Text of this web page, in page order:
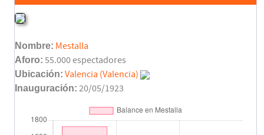
Nombre: Mestalla
Aforo: 55.000 espectadores
Ubicación: Valencia (Valencia)
Inauguración: 20/05/1923